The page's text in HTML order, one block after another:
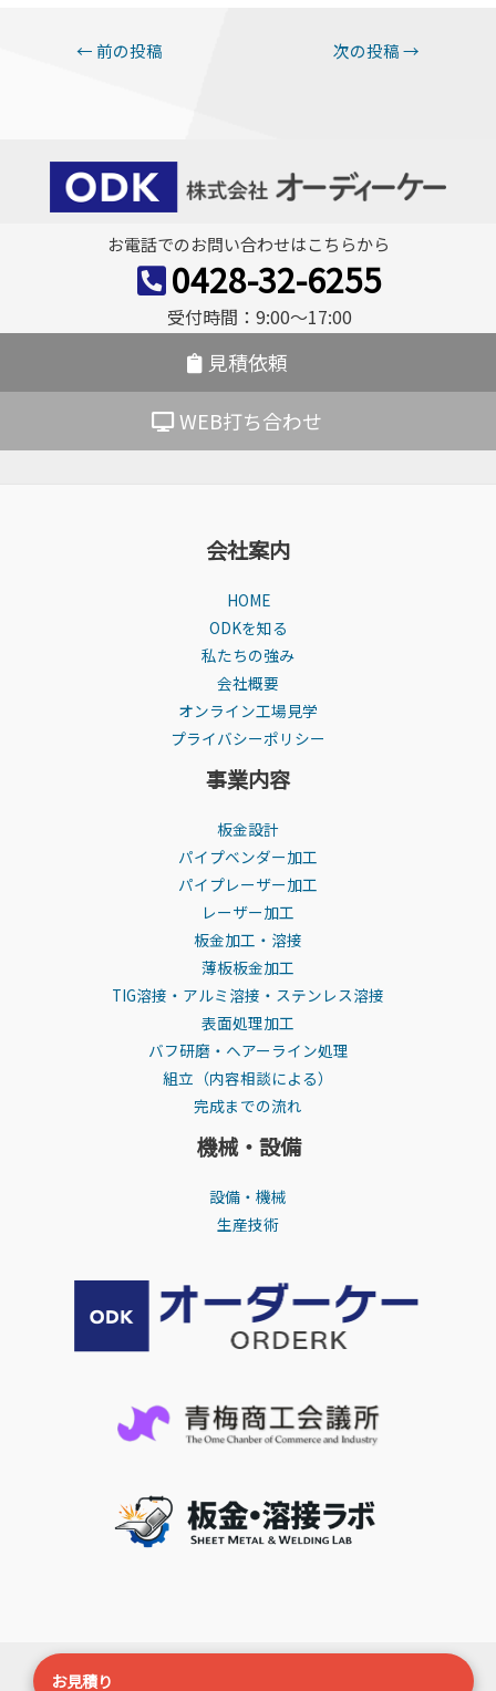
投
ビ
ゲ
ー
ン
← 前の投稿 次の投稿→
お電話でのお問い合わせはこちらから
0428-32-6255
受付時間：9:00〜17:00
見積依頼
WEB打ち合わせ
会社案内
HOME
ODKを知る
私たちの強み
会社概要
オンライン工場見学
プライバシーポリシー
事業内容
板金設計
パイプベンダー加工
パイプレーザー加工
レーザー加工
板金加工・溶接
薄板板金加工
TIG溶接・アルミ溶接・ステンレス溶接
表面処理加工
バフ研磨・ヘアーライン処理
組立（内容相談による）
完成までの流れ
機械・設備
設備・機械
生産技術
Copyright ©
お見積り